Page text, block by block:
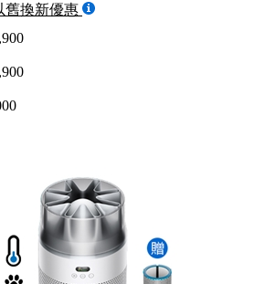
舊換新優惠